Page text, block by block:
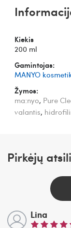
Kiekis
200 ml
Gamintojas:
MANYO
Žymos:
ma:nyo, Pure
valantis,
Pirkėjų
Lina